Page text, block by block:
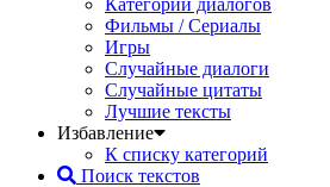
Категории диалогов
Фильмы / Сериалы
Игры
Случайные диалоги
Случайные цитаты
Лучшие тексты
Избавление
К списку категорий
Поиск текстов